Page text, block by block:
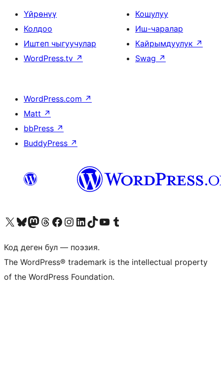
Үйрөнүү
Колдоо
Иштеп чыгуучулар
WordPress.tv ↗
Кошулуу
Иш-чаралар
Кайрымдуулук ↗
Swag ↗
WordPress.com ↗
Matt ↗
bbPress ↗
BuddyPress ↗
Visit our X (formerly Twitter) account
Visit our Bluesky account
Биздин Mastodon түрмөгүбүзгө баш багыңыз
Visit our Threads account
Биздин Facebook баракчабызга кириңиз
Биздин Instagram баракчабызга баш багыңыз
Биздин LinkedIn баракчабызга баш багыңыз
Visit our TikTok account
Visit our YouTube channel
Visit our Tumblr account
Код деген бул — поэзия.
The WordPress® trademark is the intellectual property
of the WordPress Foundation.